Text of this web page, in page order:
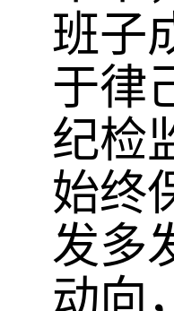
班子
于律
纪检
始终
发多
动向